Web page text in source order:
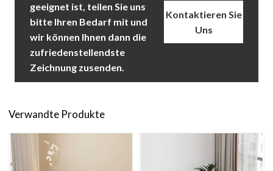
geeignet ist, teilen Sie uns
bitte Ihren Bedarf mit und
wir können Ihnen dann die
zufriedenstellendste
Zeichnung zusenden.
Kontaktieren Sie
Uns
Verwandte Produkte